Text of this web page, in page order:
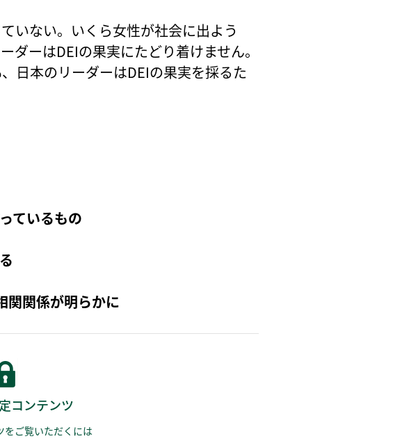
いない。いくら女性が社会に出よう
ダーはDEIの果実にたどり着けません。
日本のリーダーはDEIの果実を採るた
ているもの
関関係が明らかに
コンテンツ
をご覧いただくには